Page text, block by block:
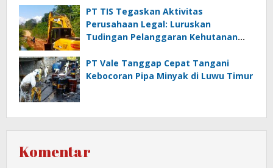
PT TIS Tegaskan Aktivitas
Perusahaan Legal: Luruskan
Tudingan Pelanggaran Kehutanan
PT Vale Tanggap Cepat Tangani
Kebocoran Pipa Minyak di Luwu Timur
Komentar